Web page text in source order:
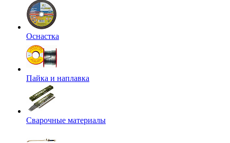
Оснастка
Пайка и наплавка
Сварочные материалы